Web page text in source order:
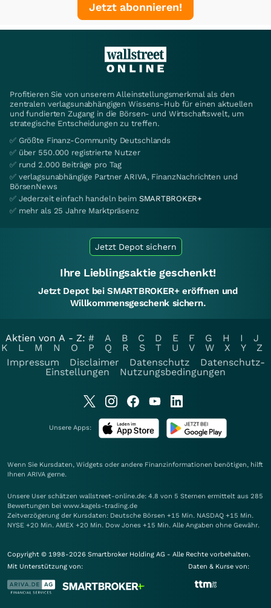
Jetzt abonnieren!
Profitieren Sie von unserem Alleinstellungsmerkmal als den
zentralen verlagsunabhängigen Wissens-Hub für einen aktuellen
und fundierten Zugang in die Börsen- und Wirtschaftswelt, um
strategische Entscheidungen zu treffen.
✅ Größte Finanz-Community Deutschlands
✅ über 550.000 registrierte Nutzer
✅ rund 2.000 Beiträge pro Tag
✅ verlagsunabhängige Partner ARIVA, FinanzNachrichten und
BörsenNews
✅ Jederzeit einfach handeln beim SMARTBROKER+
✅ mehr als 25 Jahre Marktpräsenz
Jetzt Depot sichern
Ihre Lieblingsaktie geschenkt!
Jetzt Depot bei SMARTBROKER+ eröffnen und
Willkommensgeschenk sichern.
Aktien von A - Z: # A B C D E F G H I
J
K
L M N O P Q R S T U V W X Y
Z
Impressum
Disclaimer Datenschutz
Datenschutz-
Einstellungen
Nutzungsbedingungen
Unsere Apps:
Wenn Sie Kursdaten, Widgets oder andere Finanzinformationen benötigen, hilft
Ihnen ARIVA gerne.
Unsere User schätzen wallstreet-online.de: 4.8 von 5 Sternen ermittelt aus 285
Bewertungen bei www.kagels-trading.de
Zeitverzögerung der Kursdaten: Deutsche Börsen +15 Min. NASDAQ +15 Min.
NYSE +20 Min. AMEX +20 Min. Dow Jones +15 Min. Alle Angaben ohne Gewähr.
Copyright © 1998-2026 Smartbroker Holding AG - Alle Rechte vorbehalten.
Mit Unterstützung von:
Daten & Kurse von: